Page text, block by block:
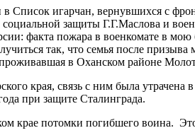
Список игарчан, вернувшихся с
защиты Г.Г.Маслова и
факта пожара в военкомате в
так, что семья после
в Оханском районе
края, связь с ним была утрачена
при защите Сталинграда.
крае потомки погибшего воина.